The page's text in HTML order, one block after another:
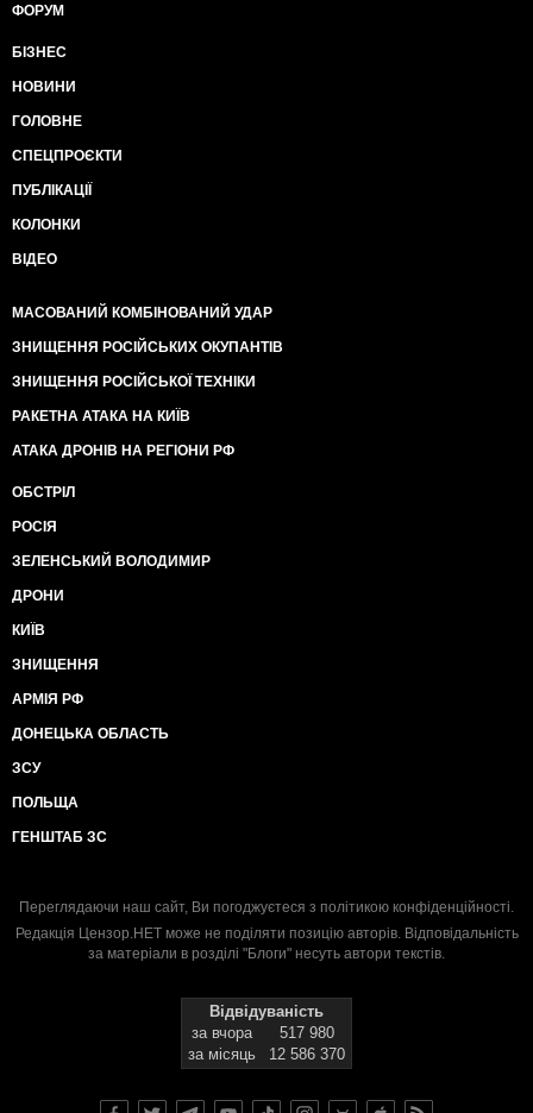
ФОРУМ
БІЗНЕС
НОВИНИ
ГОЛОВНЕ
СПЕЦПРОЄКТИ
ПУБЛІКАЦІЇ
КОЛОНКИ
ВІДЕО
МАСОВАНИЙ КОМБІНОВАНИЙ УДАР
ЗНИЩЕННЯ РОСІЙСЬКИХ ОКУПАНТІВ
ЗНИЩЕННЯ РОСІЙСЬКОЇ ТЕХНІКИ
РАКЕТНА АТАКА НА КИЇВ
АТАКА ДРОНІВ НА РЕГІОНИ РФ
ОБСТРІЛ
РОСІЯ
ЗЕЛЕНСЬКИЙ ВОЛОДИМИР
ДРОНИ
КИЇВ
ЗНИЩЕННЯ
АРМІЯ РФ
ДОНЕЦЬКА ОБЛАСТЬ
ЗСУ
ПОЛЬЩА
ГЕНШТАБ ЗС
Переглядаючи наш сайт, Ви погоджуєтеся з політикою конфіденційності.
Редакція Цензор.НЕТ може не поділяти позицію авторів. Відповідальність
за матеріали в розділі "Блоги" несуть автори текстів.
Відвідуваність
за вчора
517 980
за місяць
12 586 370